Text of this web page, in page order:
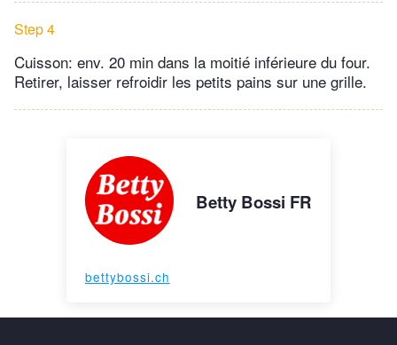
Step 4
Cuisson: env. 20 min dans la moitié inférieure du four.
Retirer, laisser refroidir les petits pains sur une grille.
Betty Bossi FR
bettybossi.ch